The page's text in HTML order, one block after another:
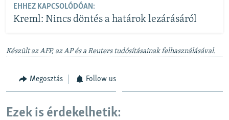
EHHEZ KAPCSOLÓDÓAN:
Kreml: Nincs döntés a határok lezárásáról
Készült az AFP, az AP és a Reuters tudósításainak felhasználásával.
Megosztás Follow us
Ezek is érdekelhetik: